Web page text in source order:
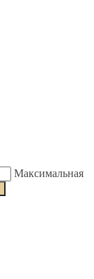
Максимальная